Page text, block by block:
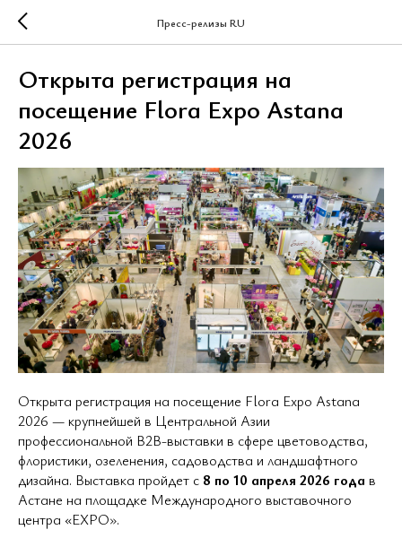
Пресс-релизы RU
Открыта регистрация на
посещение Flora Expo Astana
2026
Открыта регистрация на посещение Flora Expo Astana
2026 — крупнейшей в Центральной Азии
профессиональной B2B-выставки в сфере цветоводства,
флористики, озеленения, садоводства и ландшафтного
дизайна. Выставка пройдет с 8 по 10 апреля 2026 года в
Астане на площадке Международного выставочного
центра «EXPO».